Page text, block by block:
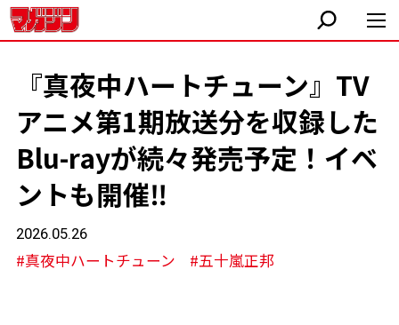
『真夜中ハートチューン』TV
アニメ第1期放送分を収録した
Blu-rayが続々発売予定！イベ
ントも開催‼︎
2026.05.26
#真夜中ハートチューン #五十嵐正邦